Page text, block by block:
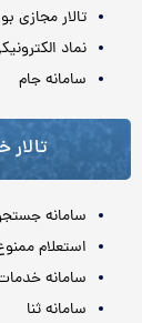
تالار مجازی
نماد
سامانه جام
سامانه
استعلام
سامانه
سامانه ثنا